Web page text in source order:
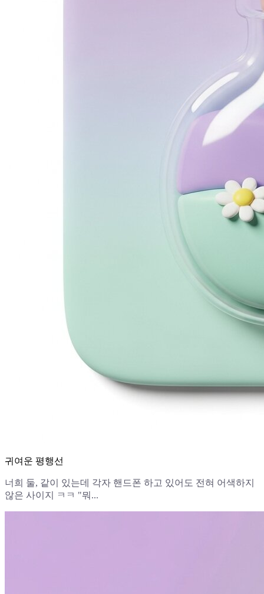
귀여운 평행선
너희 둘, 같이 있는데 각자 핸드폰 하고 있어도 전혀 어색하지
않은 사이지 ㅋㅋ "뭐...